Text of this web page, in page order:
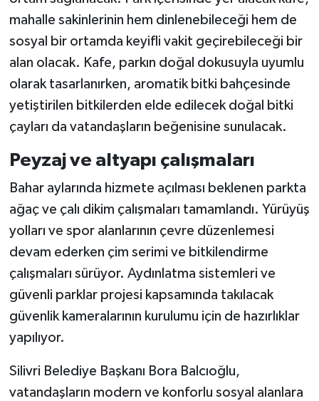
mahalle sakinlerinin hem dinlenebileceği hem de
sosyal bir ortamda keyifli vakit geçirebileceği bir
alan olacak. Kafe, parkın doğal dokusuyla uyumlu
olarak tasarlanırken, aromatik bitki bahçesinde
yetiştirilen bitkilerden elde edilecek doğal bitki
çayları da vatandaşların beğenisine sunulacak.
Peyzaj ve altyapı çalışmaları
Bahar aylarında hizmete açılması beklenen parkta
ağaç ve çalı dikim çalışmaları tamamlandı. Yürüyüş
yolları ve spor alanlarının çevre düzenlemesi
devam ederken çim serimi ve bitkilendirme
çalışmaları sürüyor. Aydınlatma sistemleri ve
güvenli parklar projesi kapsamında takılacak
güvenlik kameralarının kurulumu için de hazırlıklar
yapılıyor.
Silivri Belediye Başkanı Bora Balcıoğlu,
vatandaşların modern ve konforlu sosyal alanlara